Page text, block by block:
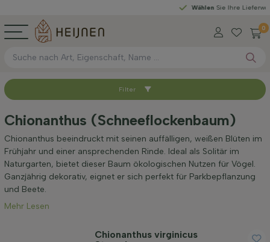
WählenSie Ihre Lieferwoche
0
Sortieren nach
Verfügbar
Höhe bei Lieferung (cm)
Standort
Filter
Chionanthus (Schneeflockenbaum)
Chionanthus beeindruckt mit seinen auffälligen, weißen Blüten im
Frühjahr und einer ansprechenden Rinde. Ideal als Solitär im
Naturgarten, bietet dieser Baum ökologischen Nutzen für Vögel.
Ganzjährig dekorativ, eignet er sich perfekt für Parkbepflanzung
und Beete.
Mehr Lesen
Chionanthus virginicus